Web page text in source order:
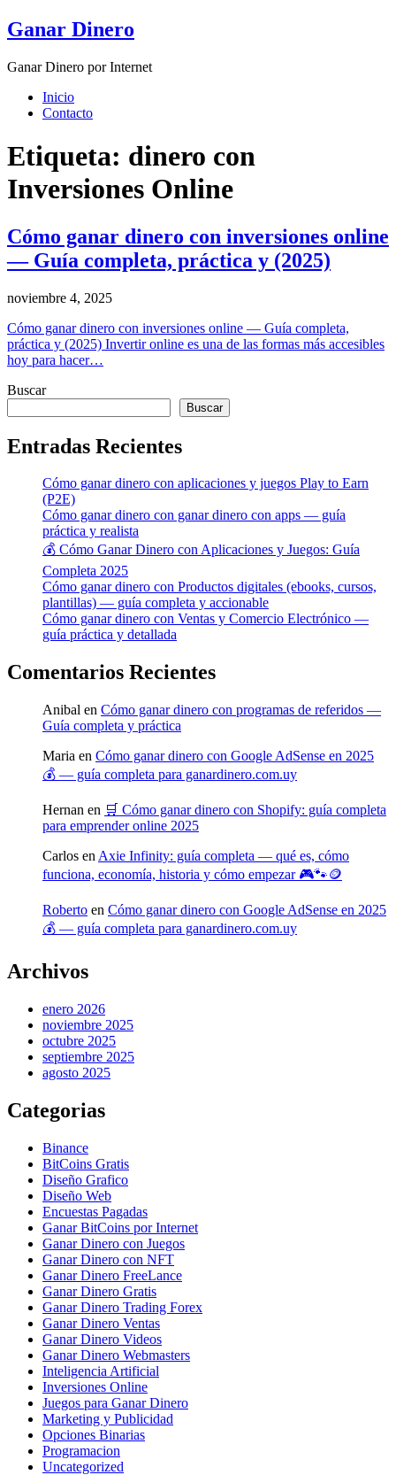
Skip
to
Ganar Dinero
Ganar Dinero por Internet
Inicio
Contacto
Etiqueta: dinero con
Inversiones Online
Cómo ganar dinero con inversiones online
— Guía completa, práctica y (2025)
noviembre 4, 2025
Cómo ganar dinero con inversiones online — Guía completa,
práctica y (2025) Invertir online es una de las formas más accesibles
hoy para hacer…
Buscar
Buscar
Entradas Recientes
Cómo ganar dinero con aplicaciones y juegos Play to Earn
(P2E)
Cómo ganar dinero con ganar dinero con apps — guía
práctica y realista
💰 Cómo Ganar Dinero con Aplicaciones y Juegos: Guía
Completa 2025
Cómo ganar dinero con Productos digitales (ebooks, cursos,
plantillas) — guía completa y accionable
Cómo ganar dinero con Ventas y Comercio Electrónico —
guía práctica y detallada
Comentarios Recientes
Anibal en Cómo ganar dinero con programas de referidos —
Guía completa y práctica
Maria en Cómo ganar dinero con Google AdSense en 2025
💰 — guía completa para ganardinero.com.uy
Hernan en 🛒 Cómo ganar dinero con Shopify: guía completa
para emprender online 2025
Carlos en Axie Infinity: guía completa — qué es, cómo
funciona, economía, historia y cómo empezar 🎮🐾🪙
Roberto en Cómo ganar dinero con Google AdSense en 2025
💰 — guía completa para ganardinero.com.uy
Archivos
enero 2026
noviembre 2025
octubre 2025
septiembre 2025
agosto 2025
Categorias
Binance
BitCoins Gratis
Diseño Grafico
Diseño Web
Encuestas Pagadas
Ganar BitCoins por Internet
Ganar Dinero con Juegos
Ganar Dinero con NFT
Ganar Dinero FreeLance
Ganar Dinero Gratis
Ganar Dinero Trading Forex
Ganar Dinero Ventas
Ganar Dinero Videos
Ganar Dinero Webmasters
Inteligencia Artificial
Inversiones Online
Juegos para Ganar Dinero
Marketing y Publicidad
Opciones Binarias
Programacion
Uncategorized